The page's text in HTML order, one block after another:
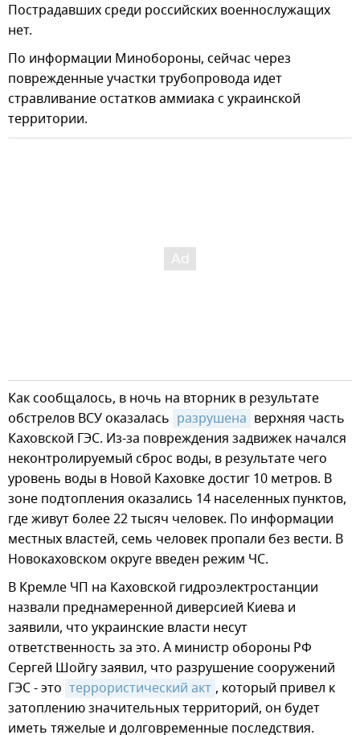
Пострадавших среди российских военнослужащих
нет.
По информации Минобороны, сейчас через
поврежденные участки трубопровода идет
стравливание остатков аммиака с украинской
территории.
Как сообщалось, в ночь на вторник в результате
обстрелов ВСУ оказалась разрушена верхняя часть
Каховской ГЭС. Из-за повреждения задвижек начался
неконтролируемый сброс воды, в результате чего
уровень воды в Новой Каховке достиг 10 метров. В
зоне подтопления оказались 14 населенных пунктов,
где живут более 22 тысяч человек. По информации
местных властей, семь человек пропали без вести. В
Новокаховском округе введен режим ЧС.
В Кремле ЧП на Каховской гидроэлектростанции
назвали преднамеренной диверсией Киева и
заявили, что украинские власти несут
ответственность за это. А министр обороны РФ
Сергей Шойгу заявил, что разрушение сооружений
ГЭС - это террористический акт , который привел к
затоплению значительных территорий, он будет
иметь тяжелые и долговременные последствия.